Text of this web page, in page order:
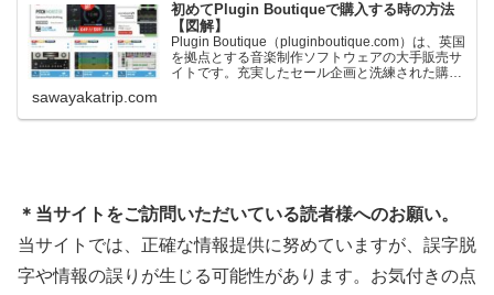
初めてPlugin Boutiqueで購入する時の方法
【図解】
Plugin Boutique（pluginboutique.com）は、英国
を拠点とする音楽制作ソフトウェアの大手販売サ
イトです。充実したセール企画と洗練された購入
に知っておきたいこと価格表示に…
sawayakatrip.com
＊当サイトをご訪問いただいている読者様へのお願い。
当サイトでは、正確な情報提供に努めていますが、誤字脱
字や情報の誤りが生じる可能性があります。お気付きの点